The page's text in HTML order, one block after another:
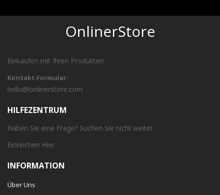
OnlinerStore
Einkaufen mit Ihren Produkten
Kontakt Formular:
hello@onlinerstore.com
HILFEZENTRUM
Haben Sie eine Frage? Suchen Sie nicht weiter.
Einreichen Hier
INFORMATION
Über Uns